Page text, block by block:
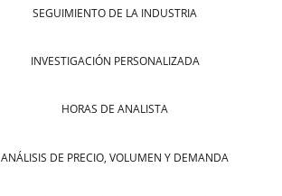
SEGUIMIENTO DE LA INDUSTRIA
INVESTIGACIÓN PERSONALIZADA
HORAS DE ANALISTA
ANÁLISIS DE PRECIO, VOLUMEN Y DEMANDA